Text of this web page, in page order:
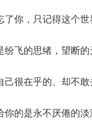
你，只记得这个
飞的思绪，望断
很在乎的、却不
的是永不厌倦的